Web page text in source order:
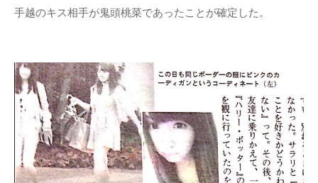
手越のキス相手が鬼頭桃菜であったことが確定した。